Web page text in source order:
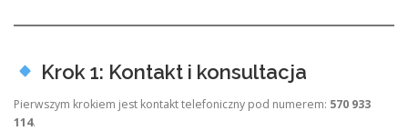
Krok 1: Kontakt i konsultacja
Pierwszym krokiem jest kontakt telefoniczny pod numerem: 570 933
114.